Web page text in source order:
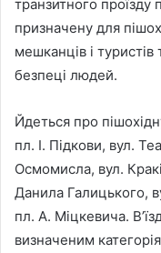
транзитного проїзду
призначену для
мешканців і
безпеці людей.
Йдеться про
пл. І. Підкови, вул.
Осмомисла, вул.
Данила Галицького,
пл. А. Міцкевича.
визначеним